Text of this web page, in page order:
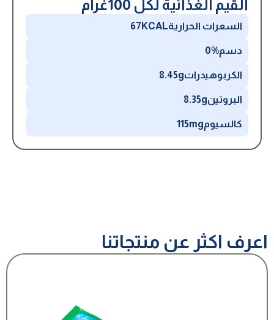
القيم الغذائية لكل 100غرام
السعرات الحرارية67KCAL
دسم0%
الكربوهيدرات8.45g
البروتين8.35g
كالسيوم115mg
اعرف اكثر عن منتجاتنا